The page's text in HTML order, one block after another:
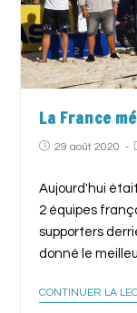
La France
29 août 2020
Aujourd'hui
2 équipes
supporters
donné le
CONTINUER LA